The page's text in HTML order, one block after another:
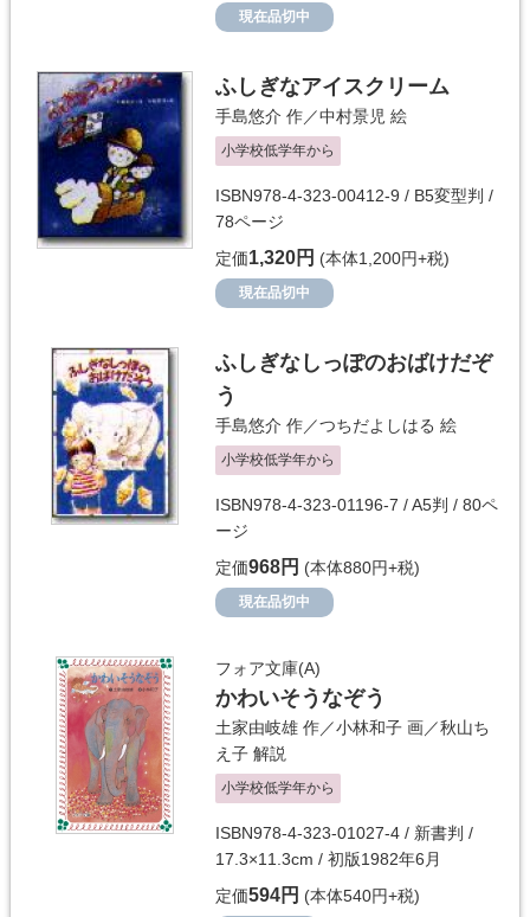
現在品切中
ふしぎなアイスクリーム
手島悠介 作／中村景児 絵
小学校低学年から
ISBN978-4-323-00412-9 / B5変型判 /
78ページ
定価1,320円 (本体1,200円+税)
現在品切中
ふしぎなしっぽのおばけだぞ
う
手島悠介 作／つちだよしはる 絵
小学校低学年から
ISBN978-4-323-01196-7 / A5判 / 80ペ
ージ
定価968円 (本体880円+税)
現在品切中
フォア文庫(A)
かわいそうなぞう
土家由岐雄 作／小林和子 画／秋山ち
え子 解説
小学校低学年から
ISBN978-4-323-01027-4 / 新書判 /
17.3×11.3cm / 初版1982年6月
定価594円 (本体540円+税)